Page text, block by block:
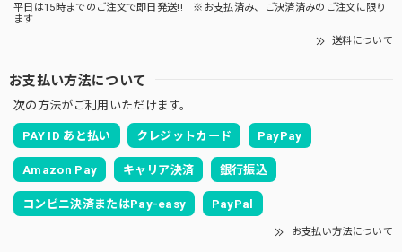
平日は15時までのご注文で即日発送!! ※お支払済み、ご決済済みのご注文に限り
ます
送料について
お支払い方法について
次の方法がご利用いただけます。
PAY ID あと払い クレジットカード PayPay
Amazon Pay キャリア決済 銀行振込
コンビニ決済またはPay-easy PayPal
お支払い方法について